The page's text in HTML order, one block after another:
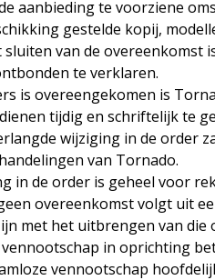
aanbieding te voorziene
gestelde kopij,
van de overeenkomst
te verklaren.
is overeengekomen is
tijdig en schriftelijk te
wijziging in de order
van Tornado.
in de order is geheel voor
overeenkomst volgt uit
met het uitbrengen van
in oprichting
vennootschap